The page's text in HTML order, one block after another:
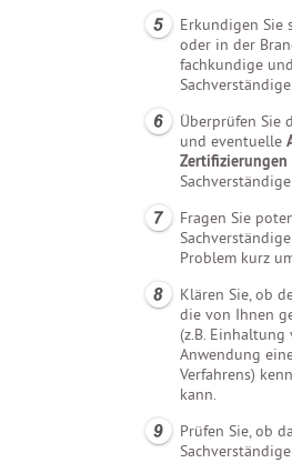
Erkundigen Sie
oder in der
fachkundige
Sachverständige.
Überprüfen Sie
und eventuelle
Zertifizierungen
Fragen Sie
Problem kurz
Klären Sie, ob
die von Ihnen
(z.B. Einhaltung
Anwendung
Verfahrens)
kann.
Prüfen Sie, ob